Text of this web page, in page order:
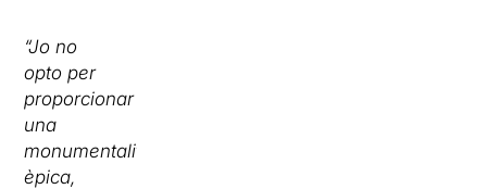
“Jo no
opto per
proporcionar
una
monumentalitat
èpica,